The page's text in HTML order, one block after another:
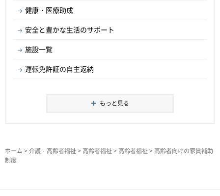
健康・医療助成
安全と豊かな生活のサポート
施設一覧
運転免許証の自主返納
もっと見る
ホーム > 介護・高齢者福祉 > 高齢者福祉 > 高齢者福祉 > 高齢者向けの家賃補助
制度